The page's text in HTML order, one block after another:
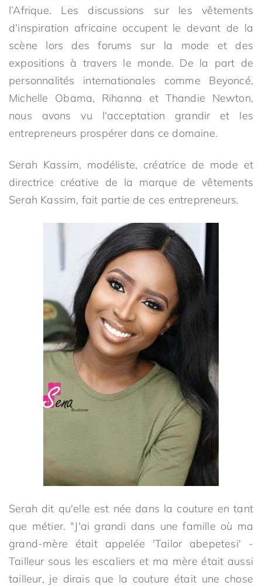
l’Afrique. Les discussions sur les vêtements
d'inspiration africaine occupent le devant de la
scène lors des forums sur la mode et des
expositions à travers le monde. De la part de
personnalités internationales comme Beyoncé,
Michelle Obama, Rihanna et Thandie Newton,
nous avons vu l'acceptation grandir et les
entrepreneurs prospérer dans ce domaine.
Serah Kassim, modéliste, créatrice de mode et
directrice créative de la marque de vêtements
Serah Kassim, fait partie de ces entrepreneurs.
Serah dit qu'elle est née dans la couture en tant
que métier. "J'ai grandi dans une famille où ma
grand-mère était appelée 'Tailor abepetesi' -
Tailleur sous les escaliers et ma mère était aussi
tailleur, je dirais que la couture était une chose